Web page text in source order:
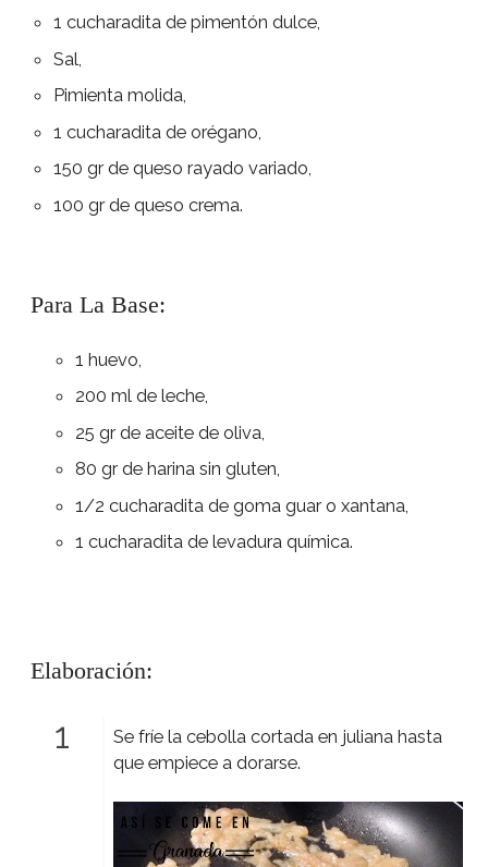
1 cucharadita de pimentón dulce,
Sal,
Pimienta molida,
1 cucharadita de orégano,
150 gr de queso rayado variado,
100 gr de queso crema.
Para La Base:
1 huevo,
200 ml de leche,
25 gr de aceite de oliva,
80 gr de harina sin gluten,
1/2 cucharadita de goma guar o xantana,
1 cucharadita de levadura química.
Elaboración:
Se fríe la cebolla cortada en juliana hasta
que empiece a dorarse.